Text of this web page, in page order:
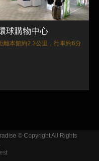
球購物中心
離本館約2.3公里，行車約6分
© Copyright All Rights